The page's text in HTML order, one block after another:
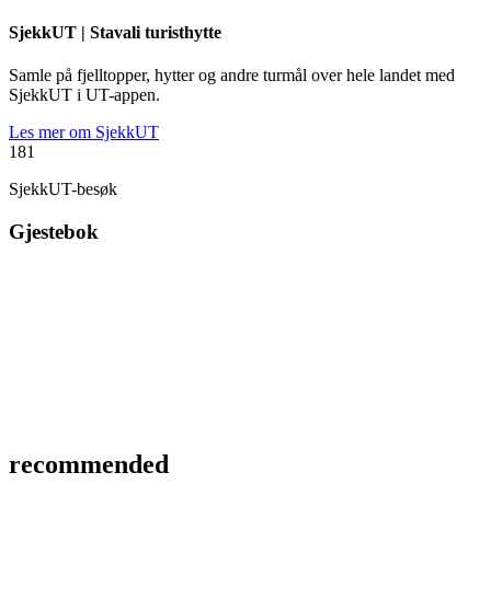
SjekkUT | Stavali turisthytte
Samle på fjelltopper, hytter og andre turmål over hele landet med
SjekkUT i UT-appen.
Les mer om SjekkUT
181
SjekkUT-besøk
Gjestebok
recommended